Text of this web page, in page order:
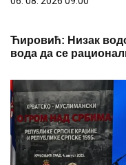
06. 08. 2026 07:00